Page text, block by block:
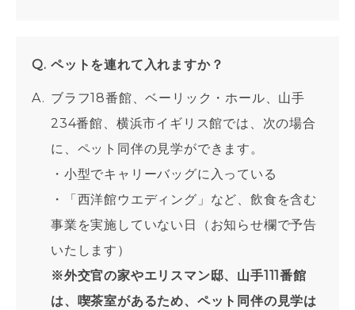
ペットを連れて入れますか？
ブラフ18番館、ベーリック・ホール、山手
234番館、横浜市イギリス館では、次の場合
に、ペット同伴の見学ができます。
・小型でキャリーバッグに入っている
・「西洋館ウエディング」など、飲食を含む
事業を実施していない日（お知らせ欄で予告
いたします）
※外交官の家やエリスマン邸、山手111番館
は、喫茶室があるため、ペット同伴の見学は